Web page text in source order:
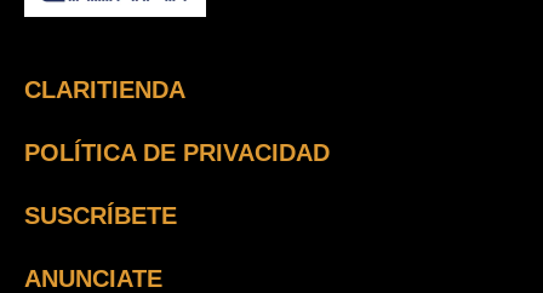
CLARITIENDA
POLÍTICA DE PRIVACIDAD
SUSCRÍBETE
ANUNCIATE